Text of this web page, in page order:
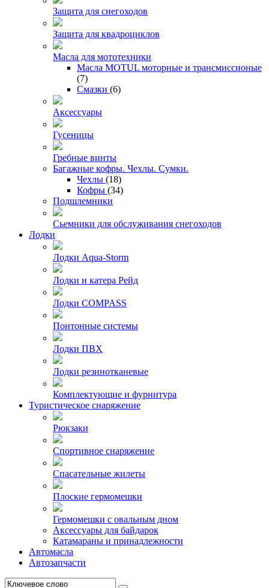
Защита для снегоходов
Защита для квадроциклов
Масла для мототехники
Масла MOTUL моторные и трансмиссионые
(7)
Смазки (6)
Аксессуары
Гусеницы
Гребные винты
Багажные кофры. Чехлы. Сумки.
Чехлы (18)
Кофры (34)
Подшлемники
Сьемники для обслуживания снегоходов
Лодки
Лодки Aqua-Storm
Лодки и катера Рейд
Лодки COMPASS
Понтонные системы
Лодки ПВХ
Лодки резинотканевые
Комплектующие и фурнитура
Туристическое снаряжение
Рюкзаки
Спортивное снаряжение
Спасательные жилеты
Плоские гермомешки
Гермомешки с овальным дном
Аксессуары для байдарок
Катамараны и принадлежности
Автомасла
Автозапчасти